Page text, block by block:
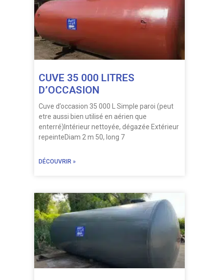
CUVE 35 000 LITRES
D’OCCASION
Cuve d’occasion 35 000 L Simple paroi (peut
etre aussi bien utilisé en aérien que
enterré)Intérieur nettoyée, dégazée Extérieur
repeinteDiam 2 m 50, long 7
DÉCOUVRIR »